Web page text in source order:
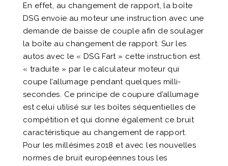
En effet, au changement de rapport, la boîte
DSG envoie au moteur une instruction avec une
demande de baisse de couple afin de soulager
la boîte au changement de rapport. Sur les
autos avec le « DSG Fart » cette instruction est
« traduite » par le calculateur moteur qui
coupe l’allumage pendant quelques milli-
secondes. Ce principe de coupure d’allumage
est celui utilisé sur les boîtes séquentielles de
compétition et qui donne également ce bruit
caractéristique au changement de rapport.
Pour les millésimes 2018 et avec les nouvelles
normes de bruit européennes tous les